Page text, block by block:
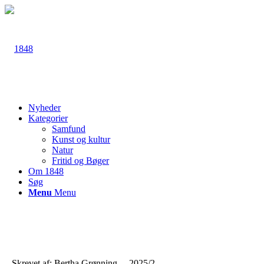
Nyheder
Kategorier
Samfund
Kunst og kultur
Natur
Fritid og Bøger
Om 1848
Søg
Menu Menu